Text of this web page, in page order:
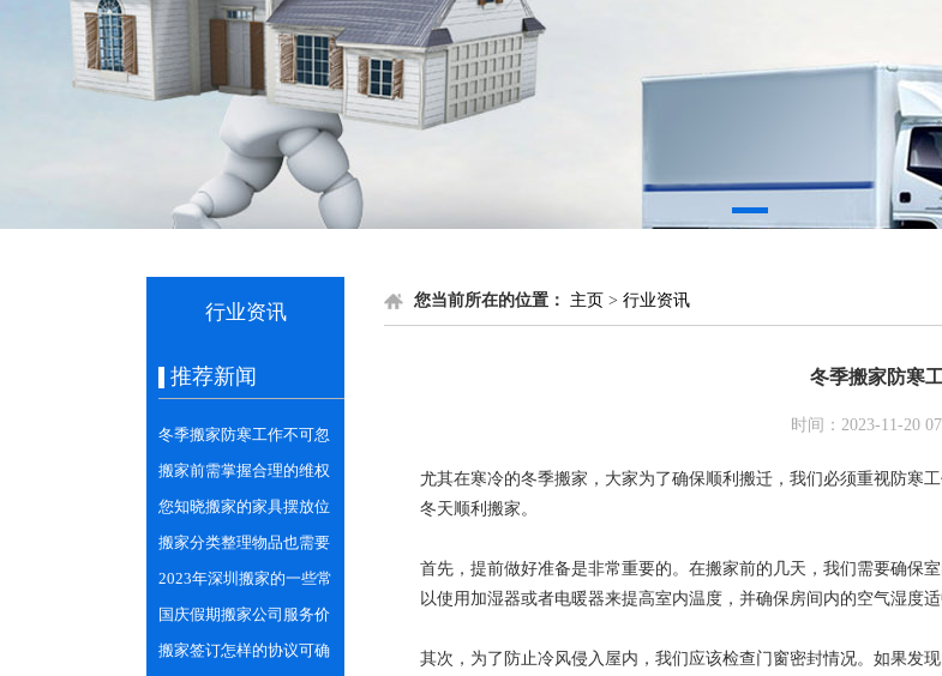
行业资讯
推荐新闻
冬季搬家防寒工作不可忽
视
搬家前需掌握合理的维权
意识
您知晓搬家的家具摆放位
置的相关讲究吗？
搬家分类整理物品也需要
专业的技巧
2023年深圳搬家的一些常
见小习俗
国庆假期搬家公司服务价
格会上涨吗？
搬家签订怎样的协议可确
您当前所在的位置： 主页 > 行业资讯
冬季搬家防寒
时间：2023-11-20
尤其在寒冷的冬季搬家，大家为了确保顺利搬迁，我们必须重视防寒
冬天顺利搬家。
首先，提前做好准备是非常重要的。在搬家前的几天，我们需要确保
以使用加湿器或者电暖器来提高室内温度，并确保房间内的空气湿度
其次，为了防止冷风侵入屋内，我们应该检查门窗密封情况。如果发